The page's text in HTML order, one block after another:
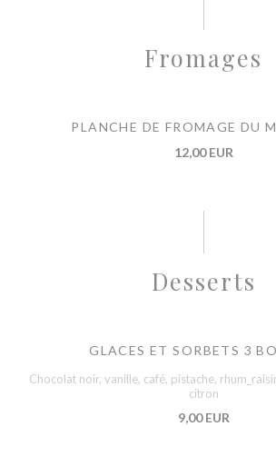
Fromages
PLANCHE DE FROMAGE DU
12,00 EUR
Desserts
GLACES ET SORBETS 3
Chocolat noir, vanille, café, pistache,
citron
9,00 EUR